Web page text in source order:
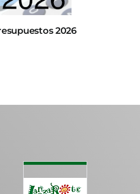
2026